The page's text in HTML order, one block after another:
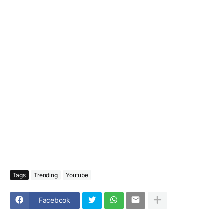
Tags Trending Youtube
Facebook